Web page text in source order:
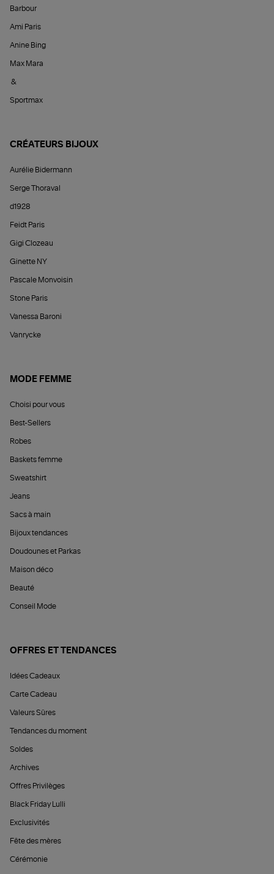
Barbour
Ami Paris
Anine Bing
Max Mara
&
Sportmax
CRÉATEURS BIJOUX
Aurélie Bidermann
Serge Thoraval
d1928
Feidt Paris
Gigi Clozeau
Ginette NY
Pascale Monvoisin
Stone Paris
Vanessa Baroni
Vanrycke
MODE FEMME
Choisi pour vous
Best-Sellers
Robes
Baskets femme
Sweatshirt
Jeans
Sacs à main
Bijoux tendances
Doudounes et Parkas
Maison déco
Beauté
Conseil Mode
OFFRES ET TENDANCES
Idées Cadeaux
Carte Cadeau
Valeurs Sûres
Tendances du moment
Soldes
Archives
Offres Privilèges
Black Friday Lulli
Exclusivités
Fête des mères
Cérémonie